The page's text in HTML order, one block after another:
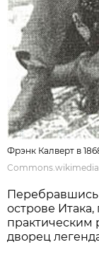
Фрэнк Калверт в
Перебравшись
острове
практическим
дворец